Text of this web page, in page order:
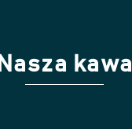
Nasza kawa